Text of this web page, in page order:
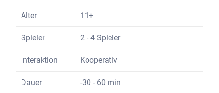
Alter 11+
Spieler 2 - 4 Spieler
Interaktion Kooperativ
Dauer -30 - 60 min